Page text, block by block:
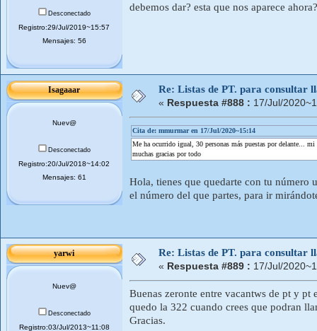
Desconectado
Registro:29/Jul/2019~15:57
Mensajes: 56
debemos dar? esta que nos aparece
Isagaaar
Nuev@
Desconectado
Registro:20/Jul/2018~14:02
Mensajes: 61
Re: Listas de PT. para consultar
« Respuesta #888 : 17/Jul/
Cita de: mmurmar en 17/Jul/2020~15:14
Me ha ocurrido igual, 30 personas más puestas por delante... mi
muchas gracias por todo
Hola, tienes que quedarte con tu número
el número del que partes, para ir
yarwi
Nuev@
Desconectado
Registro:03/Jul/2013~11:08
Re: Listas de PT. para consultar
« Respuesta #889 : 17/Jul/
Buenas zeronte entre vacantws de pt y pt
quedo la 322 cuando crees que podran
Gracias.